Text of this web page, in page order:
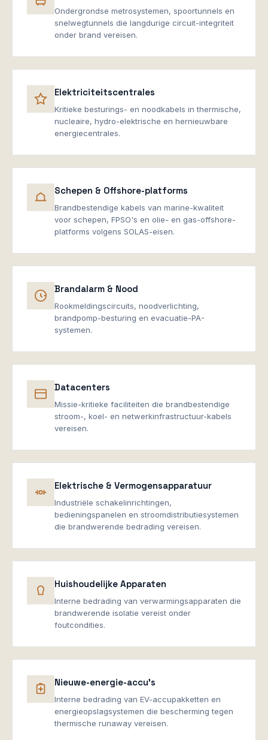
Ondergrondse metrosystemen, spoortunnels en
snelwegtunnels die langdurige circuit-integriteit
onder brand vereisen.
Elektriciteitscentrales
Kritieke besturings- en noodkabels in thermische,
nucleaire, hydro-elektrische en hernieuwbare
energiecentrales.
Schepen & Offshore-platforms
Brandbestendige kabels van marine-kwaliteit
voor schepen, FPSO's en olie- en gas-offshore-
platforms volgens SOLAS-eisen.
Brandalarm & Nood
Rookmeldingscircuits, noodverlichting,
brandpomp-besturing en evacuatie-PA-
systemen.
Datacenters
Missie-kritieke faciliteiten die brandbestendige
stroom-, koel- en netwerkinfrastructuur-kabels
vereisen.
Elektrische & Vermogensapparatuur
Industriële schakelinrichtingen,
bedieningspanelen en stroomdistributiesystemen
die brandwerende bedrading vereisen.
Huishoudelijke Apparaten
Interne bedrading van verwarmingsapparaten die
brandwerende isolatie vereist onder
foutcondities.
Nieuwe-energie-accu's
Interne bedrading van EV-accupakketten en
energieopslagsystemen die bescherming tegen
thermische runaway vereisen.